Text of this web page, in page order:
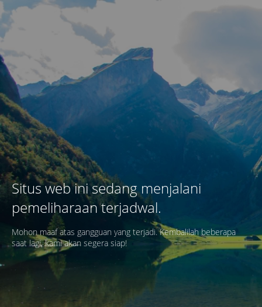
Situs web ini sedang menjalani
pemeliharaan terjadwal.
Mohon maaf atas gangguan yang terjadi. Kembalilah beberapa
saat lagi, kami akan segera siap!